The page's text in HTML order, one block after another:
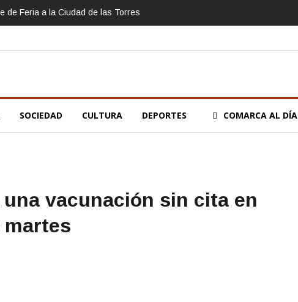
de Feria a la Ciudad de las Torres
SOCIEDAD CULTURA DEPORTES COMARCA AL DÍA
una vacunación sin cita en
martes